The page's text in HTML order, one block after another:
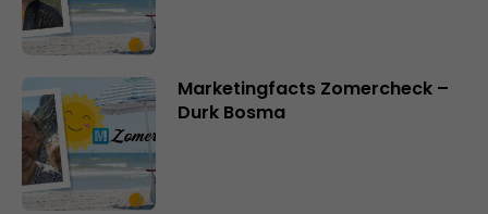
Marketingfacts Zomercheck –
Durk Bosma